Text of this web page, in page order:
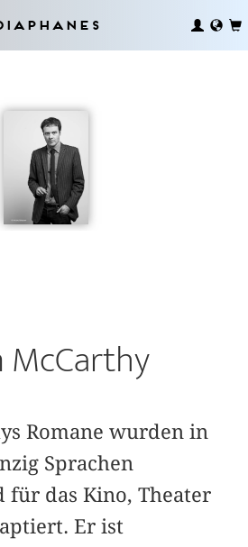
McCarthy
Romane wurden in
Sprachen
für das Kino, Theater
Er ist